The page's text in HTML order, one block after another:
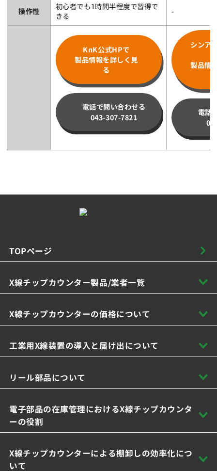
操作性
初心者でも1時間半程度で習得で
きる
-
KnK公式HPで
製品情報を詳しく見
る
電話で問い合わせる
043-307-7821
シンア
製品情
電話
TOPページ
X線チップカウンター製品/業者一覧
X線チップカウンターの価格について
工業用X線装置の導入と届け出について
リール部品について
電子部品の在庫管理におけるX線チップカウンタ
ーの役割
X線チップカウンターによる棚卸しの効率化につ
いて